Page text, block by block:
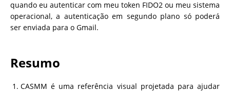
quando eu autenticar com meu token FIDO2 ou meu sistema
operacional, a autenticação em segundo plano só poderá
ser enviada para o Gmail.
Resumo
CASMM é uma referência visual projetada para ajudar